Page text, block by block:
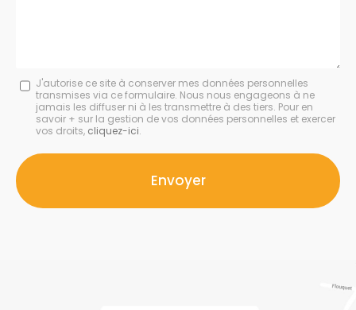
Message
J'autorise ce site à conserver mes données personnelles
transmises via ce formulaire. Nous nous engageons à ne
jamais les diffuser ni à les transmettre à des tiers. Pour en
savoir + sur la gestion de vos données personnelles et exercer
vos droits, cliquez-ici.
Acceptation
RGPD
*
Envoyer